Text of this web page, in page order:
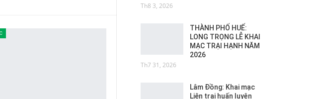
Th8 3, 2026
THÀNH PHỐ HUẾ:
LONG TRỌNG LỄ KHAI
MẠC TRẠI HẠNH NĂM
2026
Th7 31, 2026
Lâm Đồng: Khai mạc
Liên trại huấn luyện